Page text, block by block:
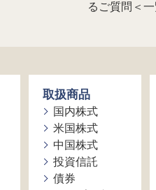
るご質問＜
取扱商品
国内株式
米国株式
中国株式
投資信託
債券